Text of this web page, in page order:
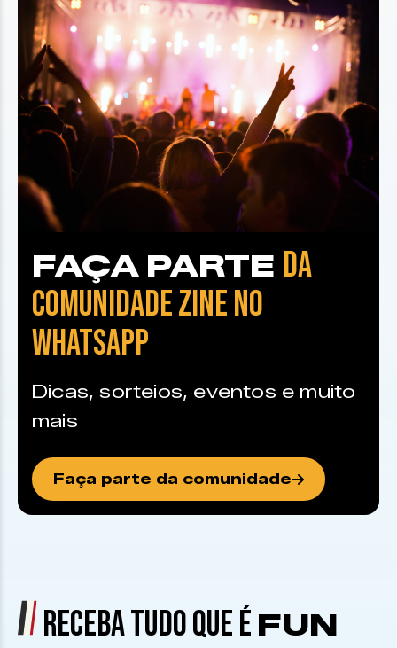
FAÇA PARTE DA
COMUNIDADE ZINE NO
WHATSAPP
Dicas, sorteios, eventos e muito
mais
Faça parte da comunidade
RECEBA TUDO QUE É FUN